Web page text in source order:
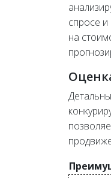
спросе
на